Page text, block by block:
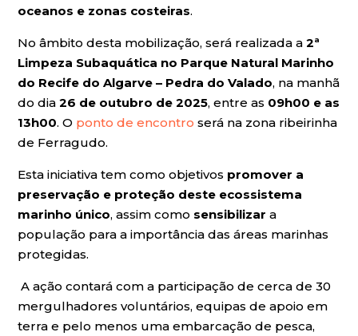
oceanos e zonas costeiras.
No âmbito desta mobilização, será realizada a2ª
Limpeza Subaquática no Parque Natural Marinho
do Recife do Algarve – Pedra do Valado, na manhã
do dia26 de outubro de 2025, entre as 09h00 e as
13h00. O ponto de encontro será na zona ribeirinha
de Ferragudo.
Esta iniciativa tem como objetivos promover a
preservação e proteção deste ecossistema
marinho único, assim como sensibilizar a
população para a importância das áreas marinhas
protegidas.
A ação contará com a participação de cerca de 30
mergulhadores voluntários, equipas de apoio em
terra e pelo menos uma embarcação de pesca,